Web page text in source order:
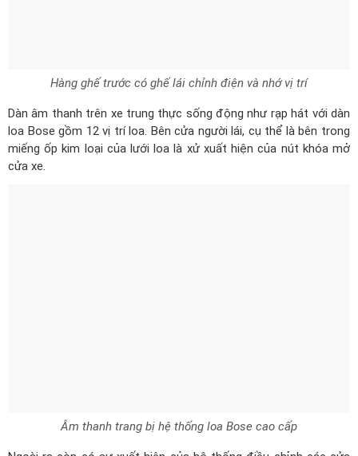
Dàn âm thanh trên xe trung thực sống động như rạp hát với dàn
miếng ốp kim loại của lưới loa là xử xuất hiện của nút khóa mở
cửa xe.
Hệ thống nút điều khiển những tính năng an toàn chủ động cùng